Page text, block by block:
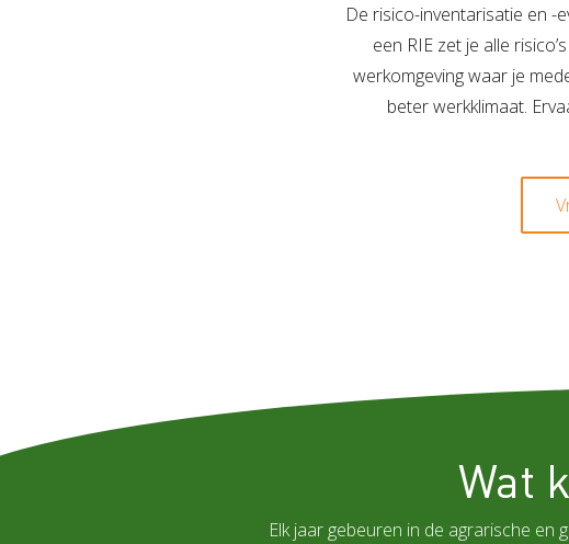
De risico-inventarisatie en -
een RIE zet je alle
werkomgeving waar je
beter werkklimaat.
Wat
Elk jaar gebeuren in de agrarische